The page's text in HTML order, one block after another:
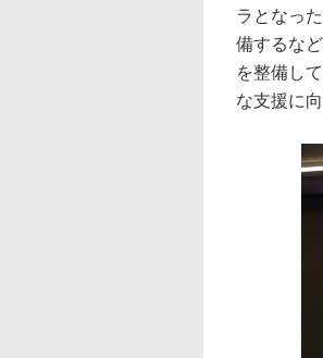
ラとなっ
備するな
を整備し
な支援に